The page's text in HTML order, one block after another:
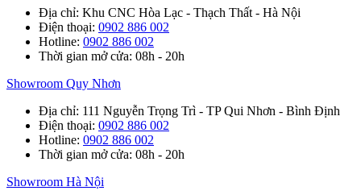
Địa chỉ: Khu CNC Hòa Lạc - Thạch Thất - Hà Nội
Điện thoại: 0902 886 002
Hotline: 0902 886 002
Thời gian mở cửa: 08h - 20h
Showroom Quy Nhơn
Địa chỉ: 111 Nguyễn Trọng Trì - TP Qui Nhơn - Bình Định
Điện thoại: 0902 886 002
Hotline: 0902 886 002
Thời gian mở cửa: 08h - 20h
Showroom Hà Nội